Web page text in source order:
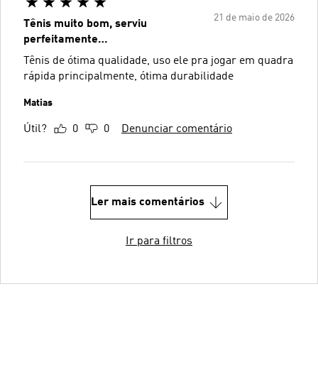
21 de maio de 2026
Tênis muito bom, serviu
perfeitamente…
Tênis de ótima qualidade, uso ele pra jogar em quadra
rápida principalmente, ótima durabilidade
Matias
Útil? 0 0 Denunciar comentário
Ler mais comentários
Ir para filtros